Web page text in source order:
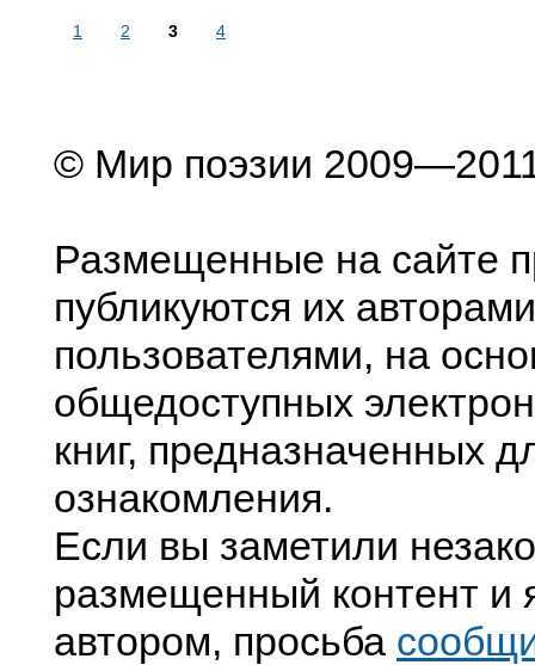
1 2 3 4
© Мир поэзии
Размещенные на сайте
публикуются их
пользователями, на
общедоступных
книг, предназначенных
ознакомления.
Если вы заметили
размещенный контент и
автором, просьба